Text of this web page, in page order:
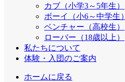
カブ（小学3～5年生）
ボーイ（小6～中学生）
ベンチャー（高校生）
ローバー（18歳以上）
私たちについて
体験・入団のご案内
ホームに戻る